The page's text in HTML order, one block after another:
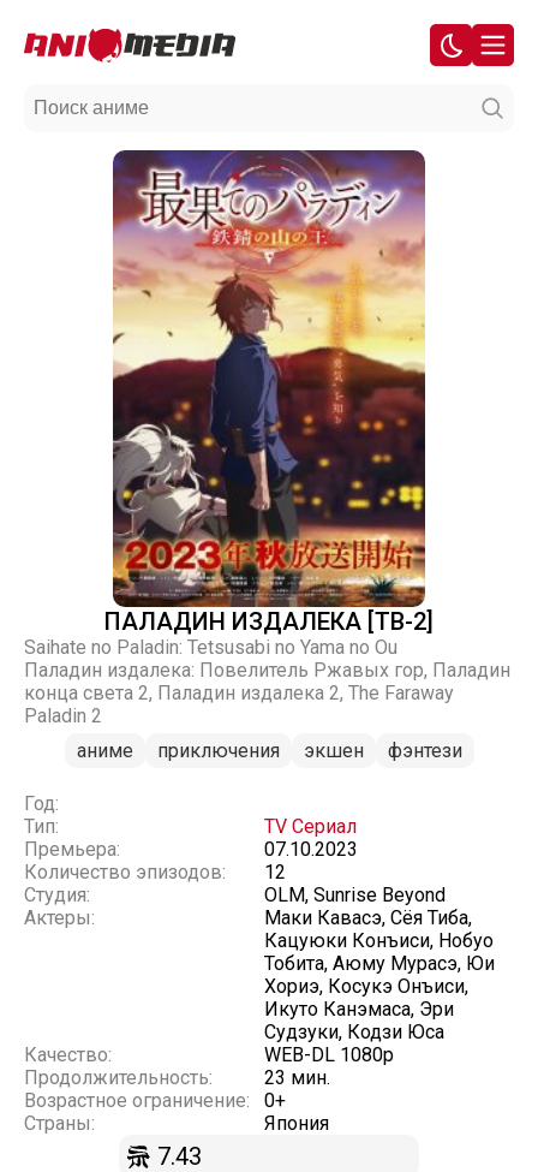
ПАЛАДИН ИЗДАЛЕКА [ТВ-2]
Saihate no Paladin: Tetsusabi no Yama no Ou
Паладин издалека: Повелитель Ржавых гор, Паладин
конца света 2, Паладин издалека 2, The Faraway
Paladin 2
аниме
приключения экшен фэнтези
Год:
Тип:
TV Сериал
Премьера:
07.10.2023
Количество эпизодов:
12
Студия:
OLM, Sunrise Beyond
Актеры:
Маки Кавасэ, Сёя Тиба,
Кацуюки Конъиси, Нобуо
Тобита, Аюму Мурасэ, Юи
Хориэ, Косукэ Онъиси,
Икуто Канэмаса, Эри
Судзуки, Кодзи Юса
Качество:
WEB-DL 1080p
Продолжительность:
23 мин.
Возрастное ограничение:
0+
Страны:
Япония
7.43